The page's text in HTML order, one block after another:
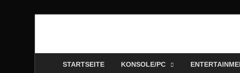
Technoloki:
STARTSEITE KONSOLE/PC